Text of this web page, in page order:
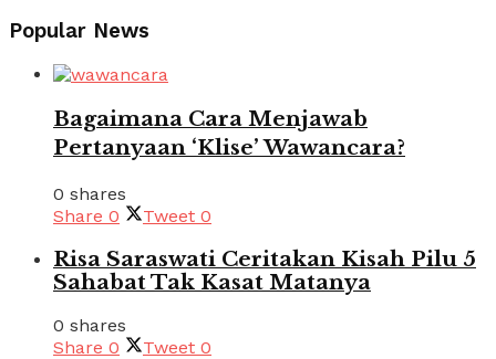
Popular News
Bagaimana Cara Menjawab
Pertanyaan ‘Klise’ Wawancara?
0 shares
Share 0 Tweet 0
Risa Saraswati Ceritakan Kisah Pilu 5
Sahabat Tak Kasat Matanya
0 shares
Share 0 Tweet 0